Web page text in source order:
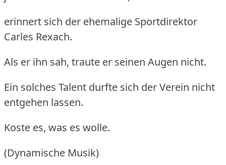
erinnert sich der ehemalige Sportdirektor
Carles Rexach.
Als er ihn sah, traute er seinen Augen nicht.
Ein solches Talent durfte sich der Verein nicht
entgehen lassen.
Koste es, was es wolle.
(Dynamische Musik)